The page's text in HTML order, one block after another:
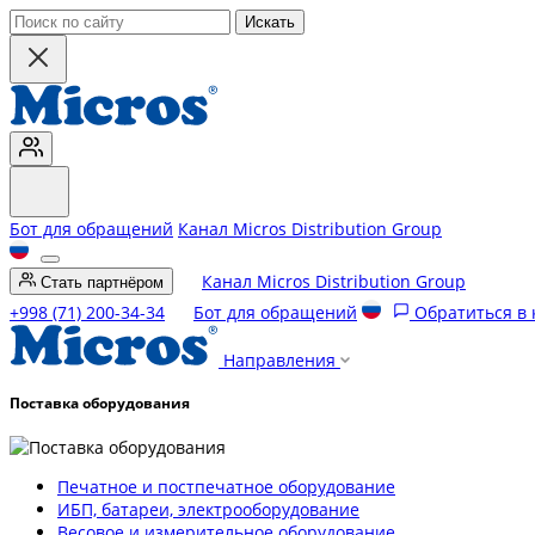
Искать
Бот для обращений Канал Micros Distribution Group
Стать партнёром
Канал Micros Distribution Group
+998 (71) 200-34-34
Бот для обращений Обратиться
Направления
Поставка оборудования
Печатное и постпечатное оборудование
ИБП, батареи, электрооборудование